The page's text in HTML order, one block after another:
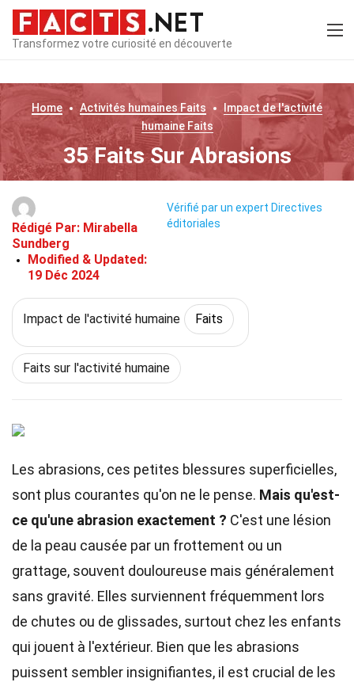
Transformez votre curiosité en découverte
Home Activités humaines Faits
Impact de l'activité
humaineFaits
35 Faits Sur Abrasions
Rédigé Par: Mirabella
Sundberg
Modified & Updated:
19 Déc 2024
Vérifié par un expert Directives
éditoriales
Impact de l'activité humaine Faits
Faits sur l'activité humaine
Les abrasions, ces petites blessures superficielles,
sont plus courantes qu'on ne le pense. Mais qu'est-
ce qu'une abrasion exactement ? C'est une lésion
de la peau causée par un frottement ou un
grattage, souvent douloureuse mais généralement
sans gravité. Elles surviennent fréquemment lors
de chutes ou de glissades, surtout chez les enfants
qui jouent à l'extérieur. Bien que les abrasions
puissent sembler insignifiantes, il est crucial de les